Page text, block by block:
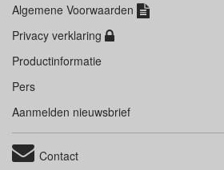
Algemene Voorwaarden
Privacy verklaring
Productinformatie
Pers
Aanmelden nieuwsbrief
Contact